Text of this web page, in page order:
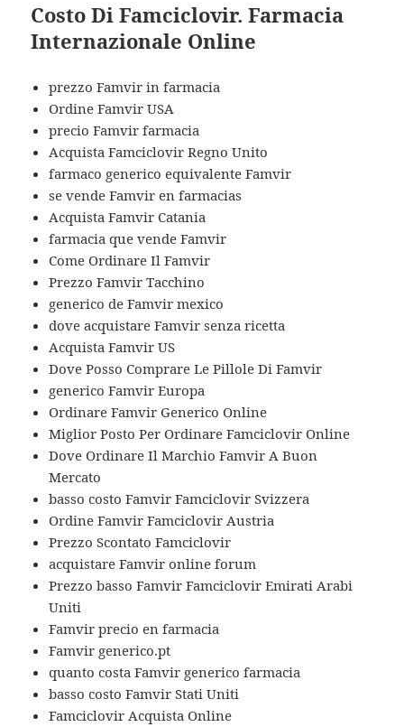
Costo Di Famciclovir. Farmacia
Internazionale Online
prezzo Famvir in farmacia
Ordine Famvir USA
precio Famvir farmacia
Acquista Famciclovir Regno Unito
farmaco generico equivalente Famvir
se vende Famvir en farmacias
Acquista Famvir Catania
farmacia que vende Famvir
Come Ordinare Il Famvir
Prezzo Famvir Tacchino
generico de Famvir mexico
dove acquistare Famvir senza ricetta
Acquista Famvir US
Dove Posso Comprare Le Pillole Di Famvir
generico Famvir Europa
Ordinare Famvir Generico Online
Miglior Posto Per Ordinare Famciclovir Online
Dove Ordinare Il Marchio Famvir A Buon
Mercato
basso costo Famvir Famciclovir Svizzera
Ordine Famvir Famciclovir Austria
Prezzo Scontato Famciclovir
acquistare Famvir online forum
Prezzo basso Famvir Famciclovir Emirati Arabi
Uniti
Famvir precio en farmacia
Famvir generico.pt
quanto costa Famvir generico farmacia
basso costo Famvir Stati Uniti
Famciclovir Acquista Online